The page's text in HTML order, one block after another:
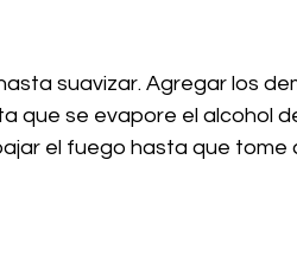
suavizar. Agregar los
que se evapore el alcohol
el fuego hasta que tome